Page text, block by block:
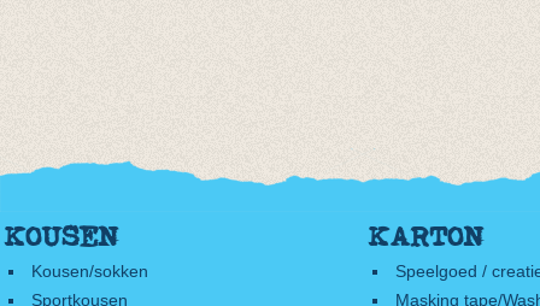
KOUSEN
Kousen/sokken
Sportkousen
KARTON
Speelgoed /
Masking tape/